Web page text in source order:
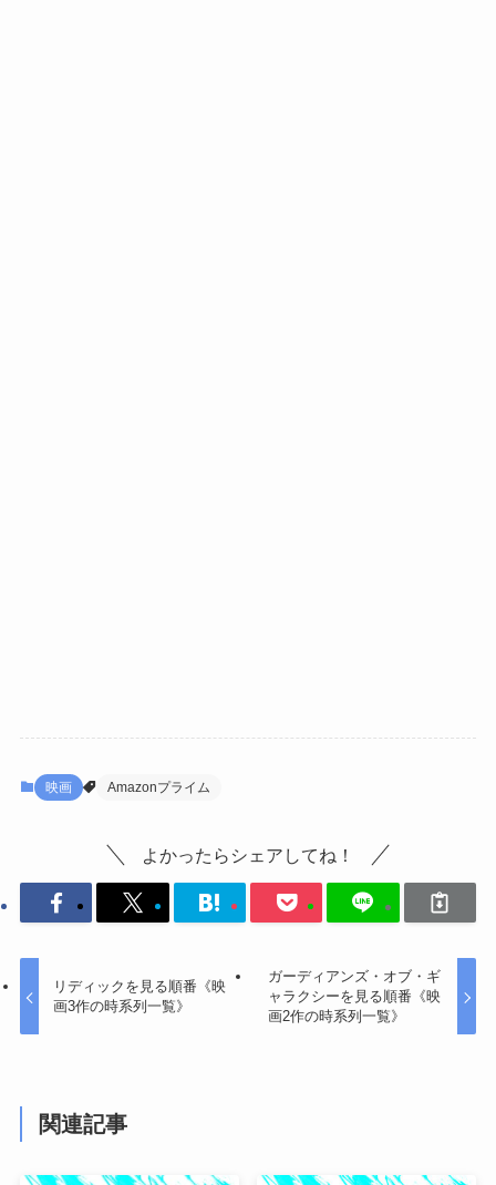
映画 Amazonプライム
よかったらシェアしてね！
リディックを見る順番《映
画3作の時系列一覧》
ガーディアンズ・オブ・ギ
ャラクシーを見る順番《映
画2作の時系列一覧》
関連記事